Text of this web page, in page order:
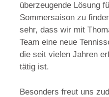
überzeugende Lösung
Sommersaison zu
sehr, dass wir mit
Team eine neue
die seit vielen Jahren
tätig ist.
Besonders freut uns